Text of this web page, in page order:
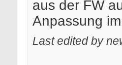
aus der FW
Anpassung
Last edited by